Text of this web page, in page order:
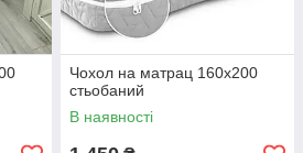
Чохол на матрац 160х200
стьобаний
В наявності